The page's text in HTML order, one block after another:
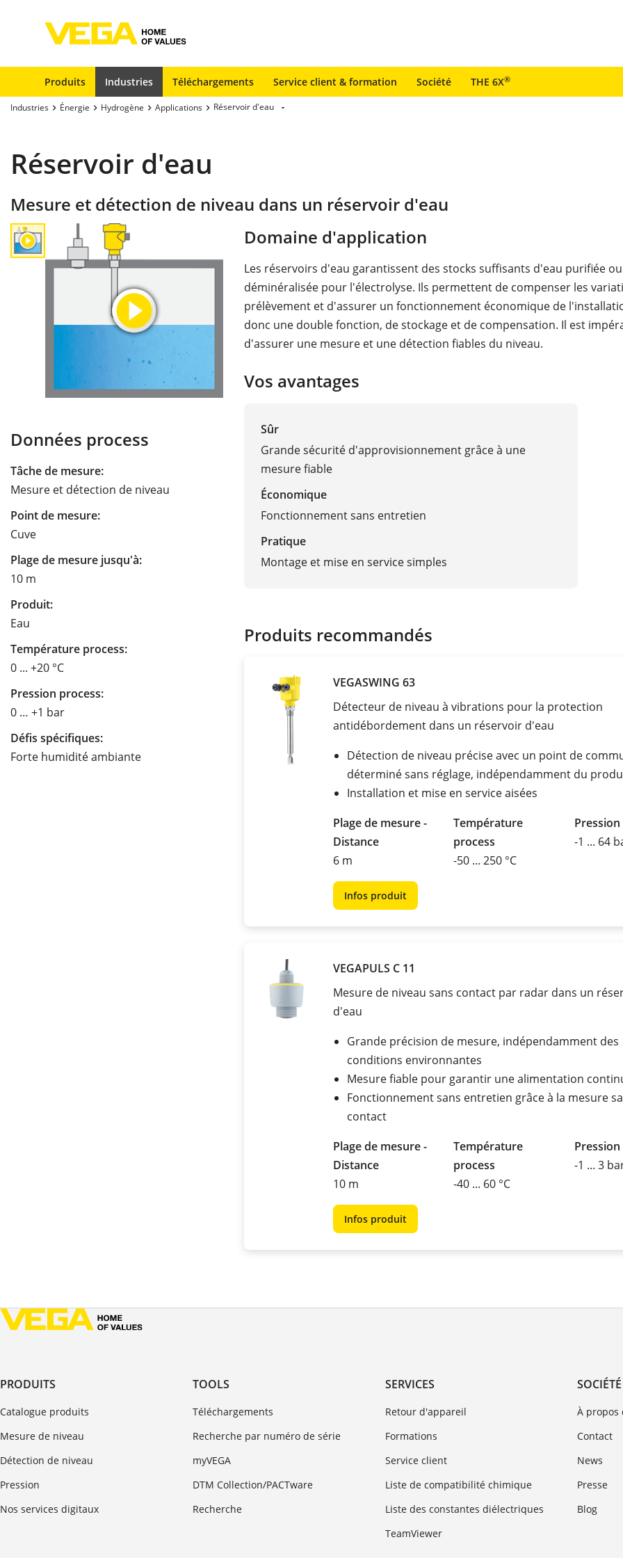
Produits Industries Téléchargements Service client & formation Société THE 6X®
Industries Énergie Hydrogène Applications Réservoir d'eau
Réservoir d'eau
Mesure et détection de niveau dans un réservoir d'eau
Données process
Tâche de mesure:
Mesure et détection de niveau
Point de mesure:
Cuve
Plage de mesure jusqu'à:
10 m
Produit:
Eau
Température process:
0 ... +20 °C
Pression process:
0 … +1 bar
Défis spécifiques:
Forte humidité ambiante
Domaine d'application
Les réservoirs d'eau garantissent des stocks suffisants d'eau purifiée ou
déminéralisée pour l'électrolyse. Ils permettent de compenser les
prélèvement et d'assurer un fonctionnement économique de
donc une double fonction, de stockage et de compensation. Il est
d'assurer une mesure et une détection fiables du niveau.
Vos avantages
Sûr
Grande sécurité d'approvisionnement grâce à une
mesure fiable
Économique
Fonctionnement sans entretien
Pratique
Montage et mise en service simples
Produits recommandés
VEGASWING 63
Détecteur de niveau à vibrations pour la protection
antidébordement dans un réservoir d'eau
Détection de niveau précise avec un point de
déterminé sans réglage, indépendamment du
Installation et mise en service aisées
Plage de mesure -
Distance
6 m
Température
process
-50 ... 250 °C
-1 ... 64
Infos produit
VEGAPULS C 11
Mesure de niveau sans contact par radar dans un
d'eau
Grande précision de mesure, indépendamment des
conditions environnantes
Mesure fiable pour garantir une alimentation
Fonctionnement sans entretien grâce à la mesure
contact
Plage de mesure -
Distance
10 m
Température
process
-40 ... 60 °C
-1 ... 3
Infos produit
PRODUITS
Catalogue produits
Mesure de niveau
Détection de niveau
Pression
Nos services digitaux
TOOLS
Téléchargements
Recherche par numéro de série
myVEGA
DTM Collection/PACTware
Recherche
SERVICES
Retour d'appareil
Formations
Service client
Liste de compatibilité chimique
Liste des constantes diélectriques
TeamViewer
SOCIÉTÉ
À propos
Contact
News
Presse
Blog